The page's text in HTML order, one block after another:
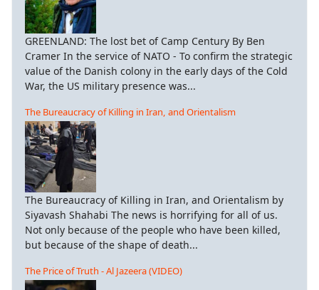
GREENLAND: The lost bet of Camp Century By Ben
Cramer In the service of NATO - To confirm the strategic
value of the Danish colony in the early days of the Cold
War, the US military presence was...
The Bureaucracy of Killing in Iran, and Orientalism
The Bureaucracy of Killing in Iran, and Orientalism by
Siyavash Shahabi The news is horrifying for all of us.
Not only because of the people who have been killed,
but because of the shape of death...
The Price of Truth - Al Jazeera (VIDEO)